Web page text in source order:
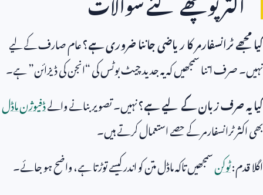
کیا مجھے ٹرانسفارمر کا ریاضی جاننا ضروری ہے؟عام صارف کے لیے
نہیں۔ صرف اتنا سمجھیں کہ یہ جدید چیٹ بوٹس کی “انجن کی ڈیزائن” ہے۔
کیا یہ صرف زبان کے لیے ہے؟نہیں۔ تصویر بنانے والےڈفیوژن ماڈل
بھی اکثر ٹرانسفارمر کے حصے استعمال کرتے ہیں۔
اگلا قدم:ٹوکنسمجھیں تاکہ ماڈل متن کو اندر کیسے توڑتا ہے، واضح ہو جائے۔